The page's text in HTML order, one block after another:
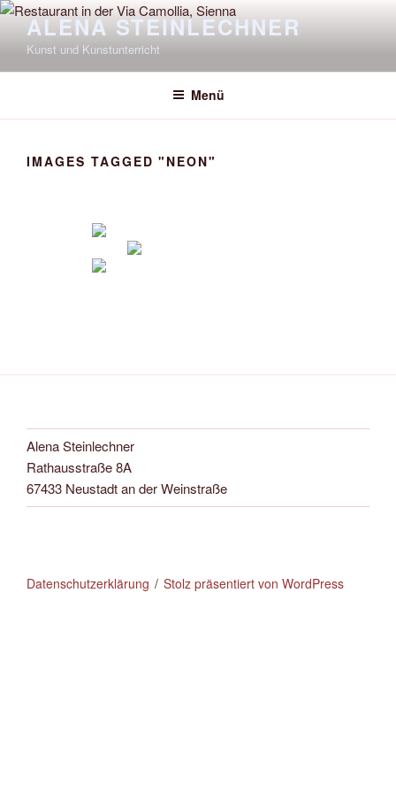
Zum
Inhalt
springen
ALENA STEINLECHNER
Kunst und Kunstunterricht
Menü
IMAGES TAGGED "NEON"
Alena Steinlechner
Rathausstraße 8A
67433 Neustadt an der Weinstraße
Datenschutzerklärung Stolz präsentiert von WordPress